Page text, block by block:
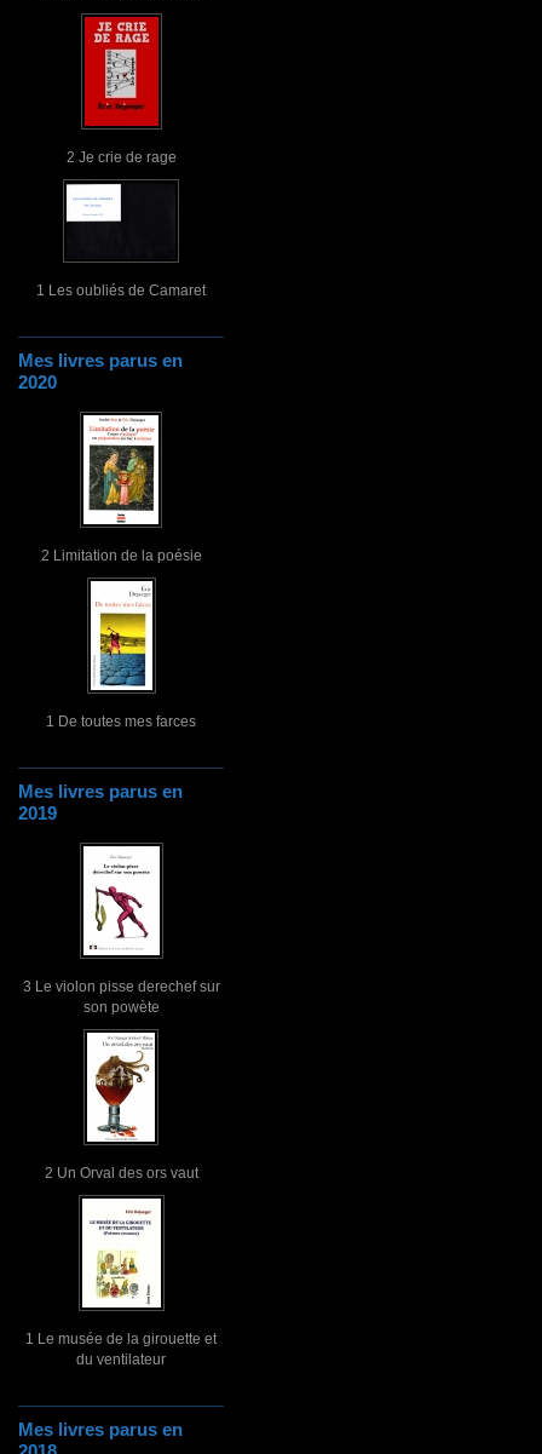
2 Je crie de rage
1 Les oubliés de Camaret
Mes livres parus en
2020
2 Limitation de la poésie
1 De toutes mes farces
Mes livres parus en
2019
3 Le violon pisse derechef sur
son powète
2 Un Orval des ors vaut
1 Le musée de la girouette et
du ventilateur
Mes livres parus en